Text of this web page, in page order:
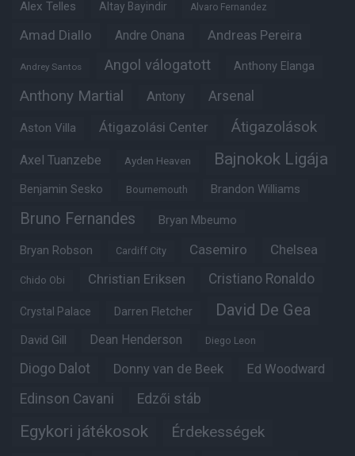
Alex Telles Altay Bayindir Alvaro Fernandez
Amad Diallo Andre Onana Andreas Pereira
Andrey Santos Angol válogatott Anthony Elanga
Anthony Martial Antony Arsenal
Aston Villa Átigazolási Center Átigazolások
Axel Tuanzebe Ayden Heaven Bajnokok Ligája
Benjamin Sesko Bournemouth Brandon Williams
Bruno Fernandes Bryan Mbeumo
Bryan Robson Cardiff City Casemiro Chelsea
Chido Obi Christian Eriksen Cristiano Ronaldo
Crystal Palace Darren Fletcher David De Gea
David Gill Dean Henderson Diego Leon
Diogo Dalot Donny van de Beek Ed Woodward
Edinson Cavani Edzői stáb
Egykori játékosok Érdekességek